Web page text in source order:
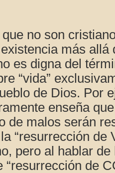
no son
más allá
es digna del
“vida”
de Dios. Por
enseña
de malos serán
“resurrección de
pero al hablar
“resurrección de